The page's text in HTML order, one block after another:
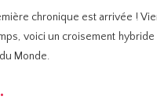
chronique est arrivée !
voici un croisement
Monde.